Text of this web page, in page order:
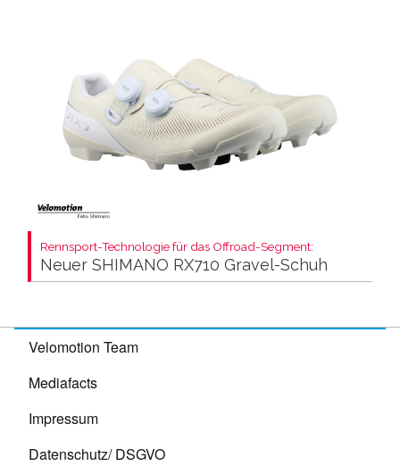
Rennsport-Technologie für das Offroad-Segment:
Neuer SHIMANO RX710 Gravel-Schuh
Velomotion Team
Mediafacts
Impressum
Datenschutz/ DSGVO